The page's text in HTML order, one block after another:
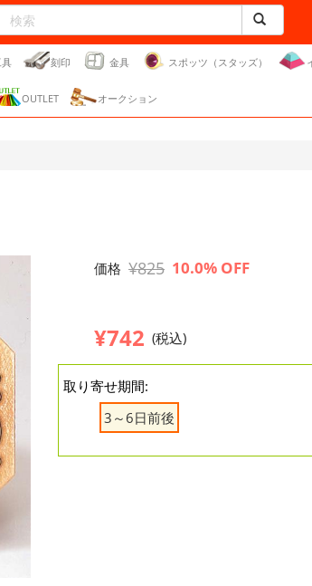
刻印 金具 スポッツ（スタッズ）
OUTLET オークション
価格 ¥825 10.0% OFF
¥742 (税込)
取り寄せ期間:
3～6日前後